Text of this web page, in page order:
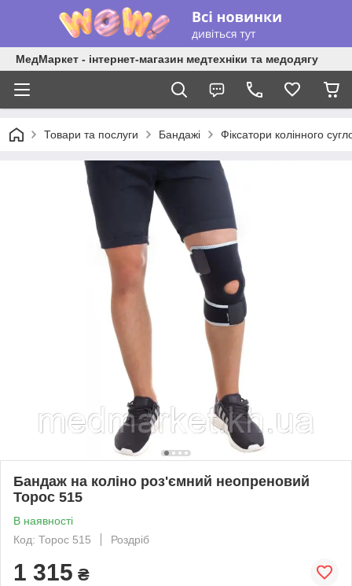
МедМаркет - інтернет-магазин медтехніки та медодягу
Товари та послуги Бандажі Фіксатори колінного
Бандаж на коліно роз'ємний неопреновий
Торос 515
В наявності
Код: Торос 515
Роздріб
1 315 ₴